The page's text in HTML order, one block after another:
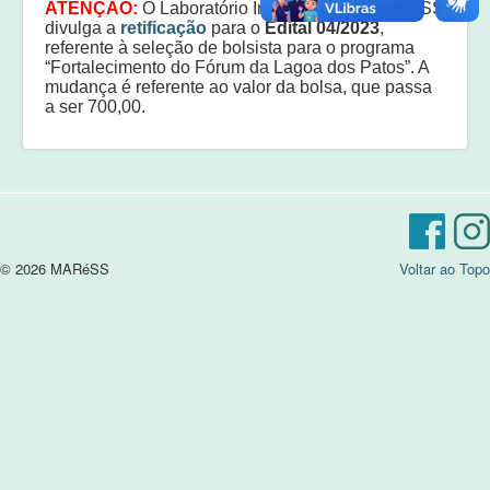
Equipe
Laudos e pareceres
ATENÇÃO: O Laboratório Interdisciplinar MARéSS
divulga a retificação para o Edital 04/2023,
referente à seleção de bolsista para o programa
“Fortalecimento do Fórum da Lagoa dos Patos”. A
mudança é referente ao valor da bolsa, que passa
a ser 700,00.
Voltar ao Topo
© 2026 MARéSS